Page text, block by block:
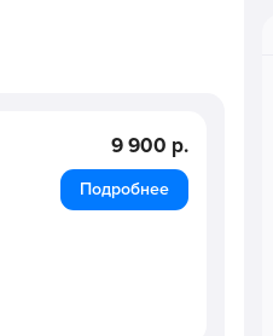
9 900 р.
Подробнее